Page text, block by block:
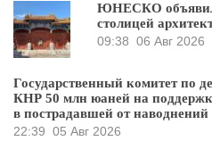
ЮНЕСКО
столицей
09:38 06 Авг 2026
Государственный комитет по
КНР 50 млн юаней на
в пострадавшей от
22:39 05 Авг 2026